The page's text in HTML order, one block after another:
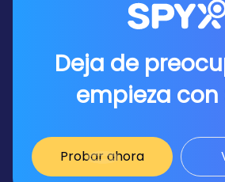
Deja de
empieza con
Probar ahora